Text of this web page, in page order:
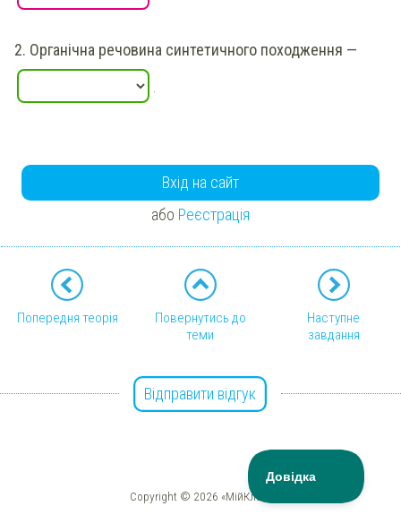
2. Органічна речовина синтетичного походження —
Вхід на сайт
або Реєстрація
Попередня теорія
Повернутись до
теми
Наступне
завдання
Відправити відгук
Copyright © 2026 «МійКлас»